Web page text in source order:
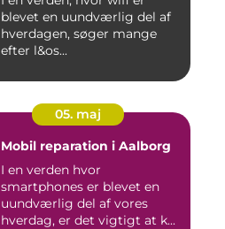
blevet en uundværlig del af
hverdagen, søger mange
efter l&os...
05. maj
Mobil reparation i Aalborg
I en verden hvor
smartphones er blevet en
uundværlig del af vores
hverdag, er det vigtigt at k...